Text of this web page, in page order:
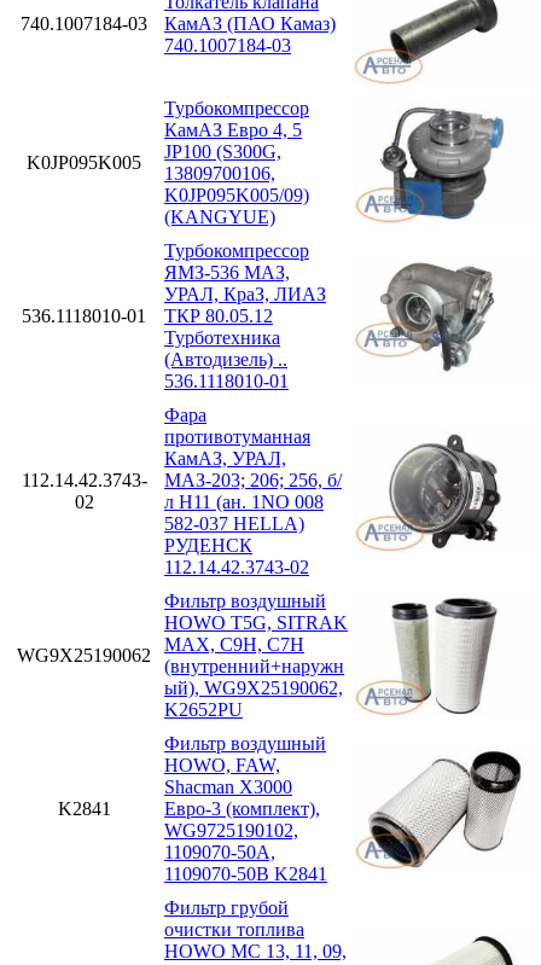
740.1007184-03
КамАЗ (ПАО Камаз)
740.1007184-03
K0JP095K005
Турбокомпрессор
КамАЗ Евро 4, 5
JP100 (S300G,
13809700106,
K0JP095K005/09)
(KANGYUE)
536.1118010-01
Турбокомпрессор
ЯМЗ-536 МАЗ,
УРАЛ, КраЗ, ЛИАЗ
ТКР 80.05.12
Турботехника
(Автодизель) ..
536.1118010-01
112.14.42.3743-
02
Фара
противотуманная
КамАЗ, УРАЛ,
МАЗ-203; 206; 256, б/
л H11 (ан. 1NO 008
582-037 HELLA)
РУДЕНСК
112.14.42.3743-02
WG9X25190062
Фильтр воздушный
HOWO T5G, SITRAK
MAX, C9H, C7H
(внутренний+наружн
ый), WG9X25190062,
K2652PU
K2841
Фильтр воздушный
HOWO, FAW,
Shacman X3000
Евро-3 (комплект),
WG9725190102,
1109070-50A,
1109070-50B K2841
Фильтр грубой
очистки топлива
HOWO MC 13, 11, 09,